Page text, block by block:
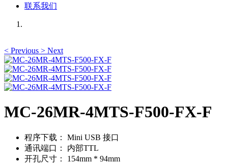
联系我们
< Previous > Next
MC-26MR-4MTS-F500-FX-F
程序下载：
Mini USB 接口
通讯端口：
内部TTL
开孔尺寸：
154mm * 94mm